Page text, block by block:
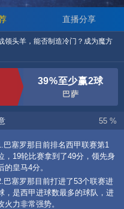
直播分享
领头羊，能否制造冷门？成为魔方
39%至少赢2球
巴萨
55 %
巴塞罗那目前排名西甲联赛第1
，19轮比赛拿到了49分，领先身
的皇马4分。
巴塞罗那目前打进了53个联赛进
，是西甲进球数最多的球队，进
火力非常强势。